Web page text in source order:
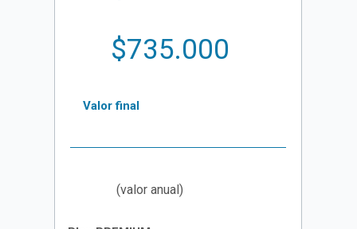
$735.000
Valor final
(valor anual)